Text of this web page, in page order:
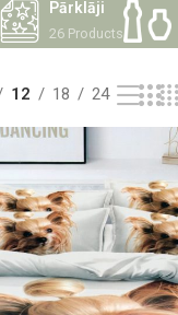
Pārklāji
26 Products
12 18 24